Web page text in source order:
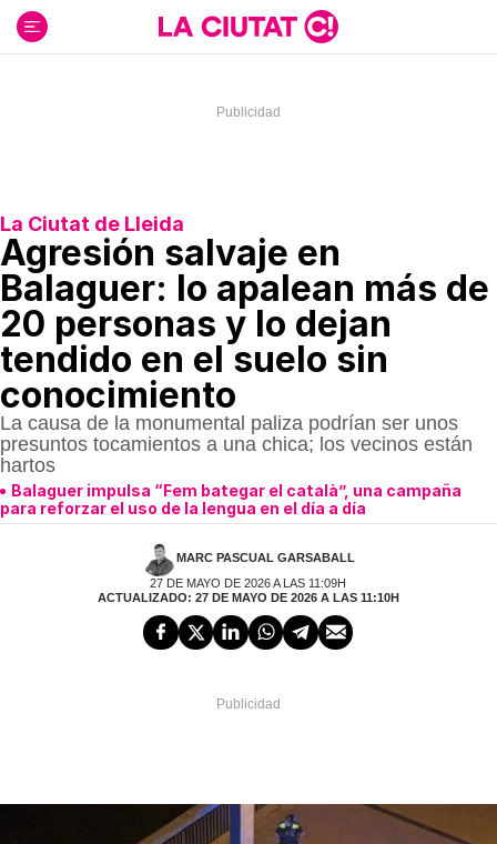
contenido
La Ciutat de Lleida
Agresión salvaje en
Balaguer: lo apalean más de
20 personas y lo dejan
tendido en el suelo sin
conocimiento
La causa de la monumental paliza podrían ser unos
presuntos tocamientos a una chica; los vecinos están
hartos
Balaguer impulsa “Fem bategar el català”, una campaña
para reforzar el uso de la lengua en el día a día
MARC PASCUAL GARSABALL
27 DE MAYO DE 2026 A LAS 11:09H
ACTUALIZADO: 27 DE MAYO DE 2026 A LAS 11:10H